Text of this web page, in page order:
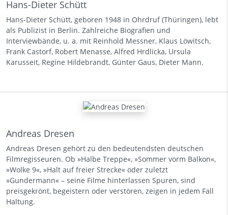
Hans-Dieter Schütt
Hans-Dieter Schütt, geboren 1948 in Ohrdruf (Thüringen), lebt
als Publizist in Berlin. Zahlreiche Biografien und
Interviewbände, u. a. mit Reinhold Messner, Klaus Löwitsch,
Frank Castorf, Robert Menasse, Alfred Hrdlicka, Ursula
Karusseit, Regine Hildebrandt, Günter Gaus, Dieter Mann.
Andreas Dresen
Andreas Dresen gehört zu den bedeutendsten deutschen
Filmregisseuren. Ob »Halbe Treppe«, »Sommer vorm Balkon«,
»Wolke 9«, »Halt auf freier Strecke« oder zuletzt
»Gundermann« – seine Filme hinterlassen Spuren, sind
preisgekrönt, begeistern oder verstören, zeigen in jedem Fall
Haltung.